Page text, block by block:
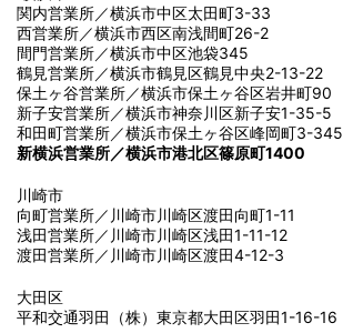
関内営業所／横浜市中区太田町3-33
西営業所／横浜市西区南浅間町26-2
間門営業所／横浜市中区池袋345
鶴見営業所／横浜市鶴見区鶴見中央2-13-22
保土ヶ谷営業所／横浜市保土ヶ谷区岩井町90
新子安営業所／横浜市神奈川区新子安1-35-5
和田町営業所／横浜市保土ヶ谷区峰岡町3-345
新横浜営業所／横浜市港北区篠原町1400
川崎市
向町営業所／川崎市川崎区渡田向町1-11
浅田営業所／川崎市川崎区浅田1-11-12
渡田営業所／川崎市川崎区渡田4-12-3
大田区
平和交通羽田（株）東京都大田区羽田1-16-16